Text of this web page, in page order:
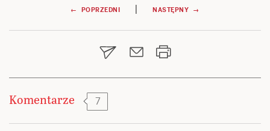
Nawigacja
wpisu
← POPRZEDNI | NASTĘPNY →
Komentarze 7